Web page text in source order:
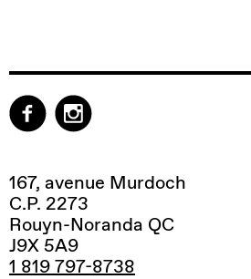
167, avenue Murdoch
C.P. 2273
Rouyn-Noranda QC
J9X 5A9
1 819 797-8738